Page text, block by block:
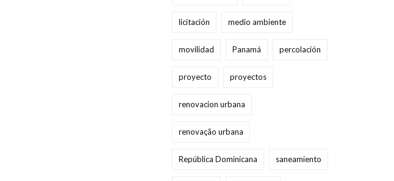
licitación medio ambiente
movilidad Panamá percolación
proyecto proyectos
renovacion urbana
renovação urbana
República Dominicana saneamiento